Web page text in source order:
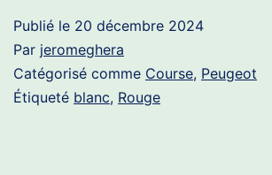
Publié le 20 décembre 2024
Par jeromeghera
Catégorisé comme Course, Peugeot
Étiqueté blanc, Rouge